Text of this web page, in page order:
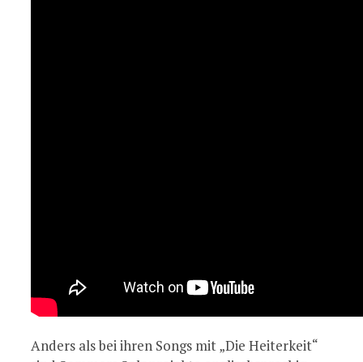
Anders als bei ihren Songs mit „Die Heiterkeit“